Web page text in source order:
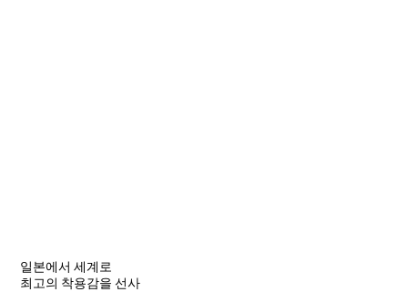
일본에서 세계로
최고의 착용감을 선사